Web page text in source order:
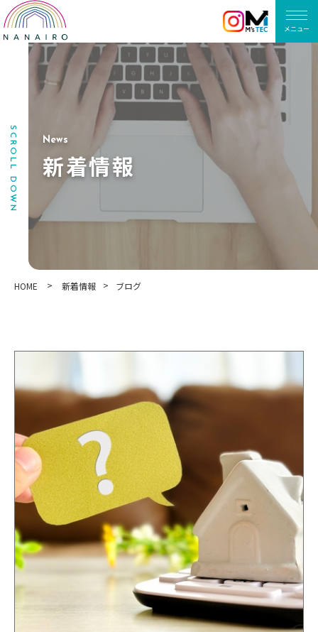
メニュー
News
新着情報
SCROLL DOWN
HOME > 新着情報 > ブログ